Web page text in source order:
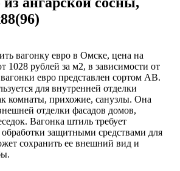
вагонку евро в Омске, цена на
1028 рублей за м2, в зависимости от
евро представлен сортом AB.
для внутренней отделки
комнаты, прихожие, санузлы. Она
отделки фасадов домов,
Вагонка штиль требует
защитными средствами для
сохранить ее внешний вид и